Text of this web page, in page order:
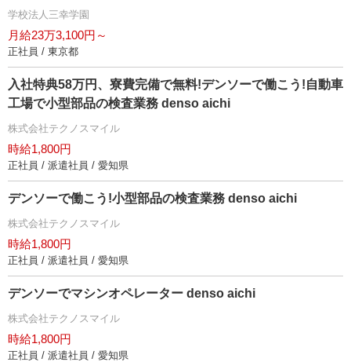
学校法人三幸学園
月給23万3,100円～
正社員 / 東京都
入社特典58万円、寮費完備で無料!デンソーで働こう!自動車
工場で小型部品の検査業務 denso aichi
株式会社テクノスマイル
時給1,800円
正社員 / 派遣社員 / 愛知県
デンソーで働こう!小型部品の検査業務 denso aichi
株式会社テクノスマイル
時給1,800円
正社員 / 派遣社員 / 愛知県
デンソーでマシンオペレーター denso aichi
株式会社テクノスマイル
時給1,800円
正社員 / 派遣社員 / 愛知県